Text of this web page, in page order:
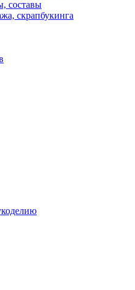
составы
скрапбукинга